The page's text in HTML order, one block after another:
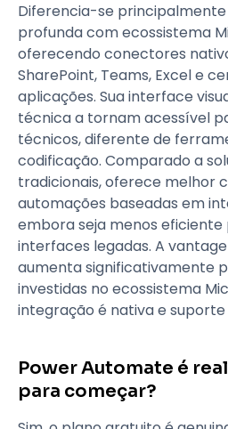
Diferencia-se
profunda com ecossistema
oferecendo conectores
SharePoint, Teams, Excel e
aplicações. Sua interface
técnica a tornam acessível
técnicos, diferente de
codificação. Comparado a
tradicionais, oferece melhor
automações baseadas em
embora seja menos
interfaces legadas. A
aumenta significativamente
investidas no ecossistema
integração é nativa e
Power Automate é
para começar?